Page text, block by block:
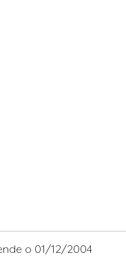
o 01/12/2004